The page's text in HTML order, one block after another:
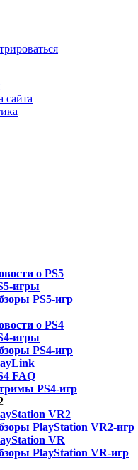
сайта
о PS5
игры
PS5-игр
о PS4
игры
PS4-игр
FAQ
PS4-игр
VR2
PlayStation VR2-игр
VR
PlayStation VR-игр